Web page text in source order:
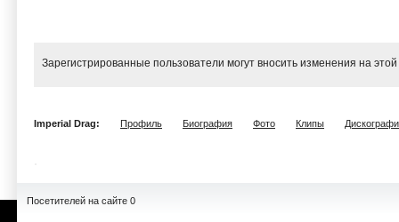
Зарегистрированные пользователи могут вносить изменения на
Imperial Drag: Профиль Биография Фото Клипы
Посетителей на сайте 0